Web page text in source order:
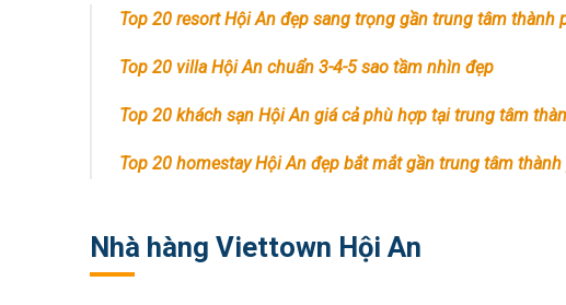
Top 20 resort Hội An đẹp sang trọng gần trung tâm thành
Top 20 villa Hội An chuẩn 3-4-5 sao tầm nhìn đẹp
Top 20 khách sạn Hội An giá cả phù hợp tại trung tâm
Top 20 homestay Hội An đẹp bắt mắt gần trung tâm
Nhà hàng Viettown Hội An